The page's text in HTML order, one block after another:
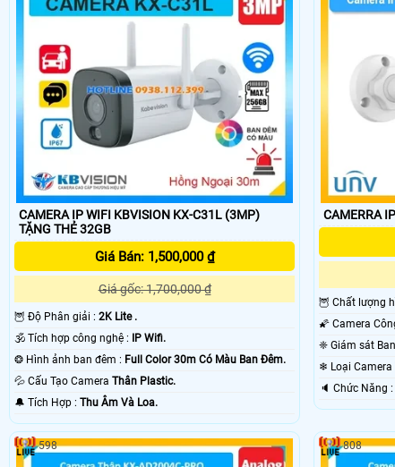
Camera kbvisioncó nhiều mẫu để khách hàng lựa chọn những sản
chất lượng dịch vụ tốt nhất, Tham khảo thêm các sản phẩm chính
CAMERA IP WIFI KBVISION KX-C31L (3MP)
TẶNG THẺ 32GB
Giá Bán: 1,500,000 ₫
Giá gốc: 1,700,000 ₫
🦉 Độ Phân giải : 2K Lite .
🕉️ Tích hợp công nghệ :
IP Wifi.
❂ Hình ảnh ban đêm : Full Color 30m Có Màu Ban Ðêm.
💦 Cấu Tạo Camera Thân Plastic.
️🔔 Tích Hợp : Thu Âm Và Loa.
CAMERRA
🦉 Chất lượng
❄ Loại Camera
️🔈 Chức Năng :
598 808